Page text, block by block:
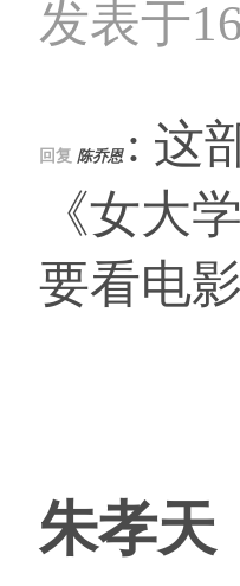
发表于
回复 陈乔恩 : 这
《女大
要看电
朱孝天